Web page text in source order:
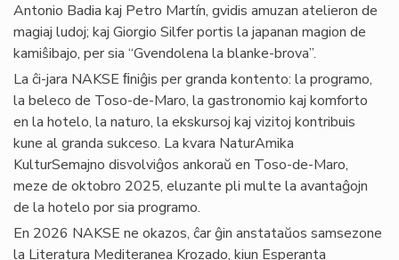
Antonio Badia kaj Petro Martín, gvidis amuzan atelieron de
magiaj ludoj; kaj Giorgio Silfer portis la japanan magion de
kamiŝibajo, per sia “Gvendolena la blanke-brova”.
La ĉi-jara NAKSE ﬁniĝis per granda kontento: la programo,
la beleco de Toso-de-Maro, la gastronomio kaj komforto
en la hotelo, la naturo, la ekskursoj kaj vizitoj kontribuis
kune al granda sukceso. La kvara NaturAmika
KulturSemajno disvolviĝos ankoraŭ en Toso-de-Maro,
meze de oktobro 2025, eluzante pli multe la avantaĝojn
de la hotelo por sia programo.
En 2026 NAKSE ne okazos, ĉar ĝin anstataŭos samsezone
la Literatura Mediteranea Krozado, kiun Esperanta